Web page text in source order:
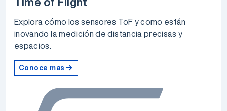
Explora cómo los sensores ToF y como están
inovando la medición de distancia precisas y
espacios.
Conoce mas